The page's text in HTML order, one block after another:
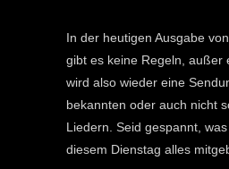
In der heutigen Ausgabe
gibt es keine Regeln, außer
wird also wieder eine
bekannten oder auch nicht
Liedern. Seid gespannt,
diesem Dienstag alles